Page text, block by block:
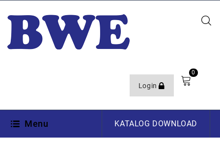
Login
0
Menu KATALOG DOWNLOAD